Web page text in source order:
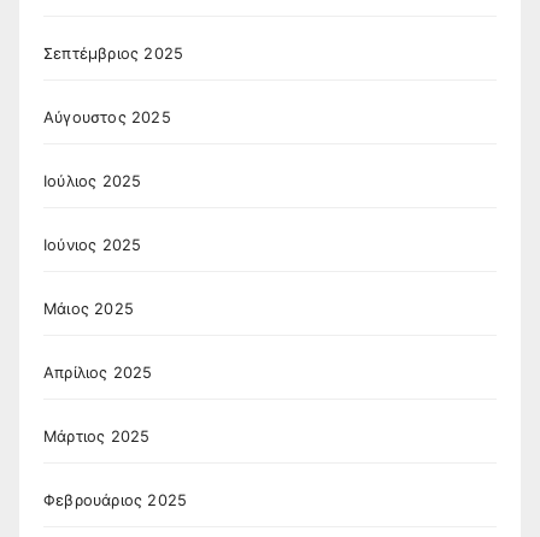
Σεπτέμβριος 2025
Αύγουστος 2025
Ιούλιος 2025
Ιούνιος 2025
Μάιος 2025
Απρίλιος 2025
Μάρτιος 2025
Φεβρουάριος 2025